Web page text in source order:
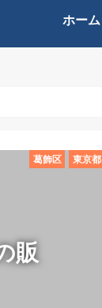
ホーム
販
東京都
葛飾区